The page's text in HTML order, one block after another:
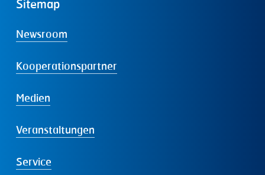
Sitemap
Newsroom
Kooperationspartner
Medien
Veranstaltungen
Service